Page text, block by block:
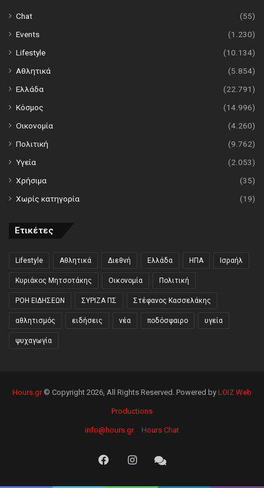
Chat
(55)
Events
(1.230)
Lifestyle
(10.134)
Αθλητικά
(5.854)
Ελλάδα
(22.791)
Κόσμος
(14.996)
Οικονομία
(4.260)
Πολιτική
(9.762)
Υγεία
(2.053)
Χρήσιμα
(35)
Χωρίς κατηγορία
(19)
Ετικέτες
Lifestyle Αθλητικά Διεθνή Ελλάδα ΗΠΑ Ισραήλ
Κυριάκος Μητσοτάκης Οικονομία Πολιτική
ΡΟΗ ΕΙΔΗΣΕΩΝ ΣΥΡΙΖΑ ΠΣ Στέφανος Κασσελάκης
αθλητισμός ειδήσεις νέα ποδόσφαιρο υγεία
ψυχαγωγία
Hours.gr© Copyright 2026, All Rights Reserved. Powered by LOIZ Web
Productions
info@hours.gr Hours Chat
FacebookInstagramHours